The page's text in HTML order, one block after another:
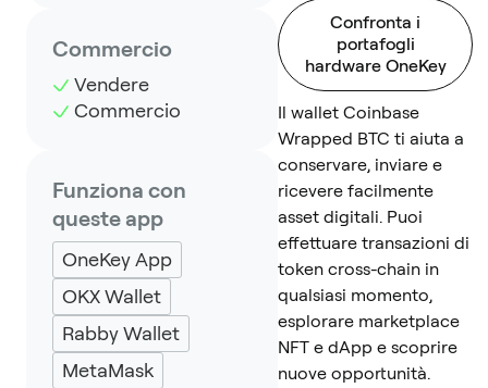
Commercio
Vendere
Commercio
Funziona con
queste app
OneKey App
OKX Wallet
Rabby Wallet
MetaMask
Confronta i
portafogli
hardware OneKey
Il wallet Coinbase
Wrapped BTC ti aiuta a
conservare, inviare e
ricevere facilmente
asset digitali. Puoi
effettuare transazioni di
token cross-chain in
qualsiasi momento,
esplorare marketplace
NFT e dApp e scoprire
nuove opportunità.